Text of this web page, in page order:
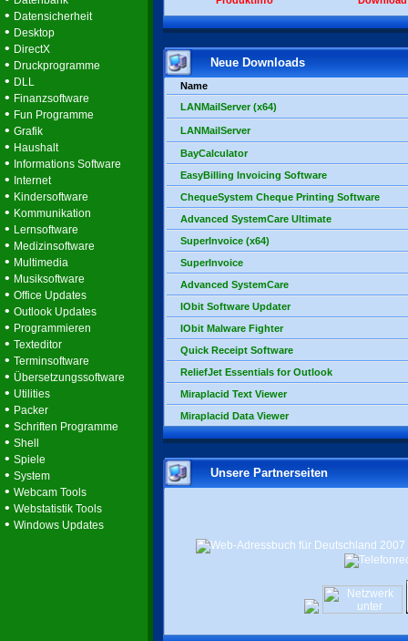
• Datensicherheit
• Desktop
• DirectX
• Druckprogramme
• DLL
• Finanzsoftware
• Fun Programme
• Grafik
• Haushalt
• Informations Software
• Internet
• Kindersoftware
• Kommunikation
• Lernsoftware
• Medizinsoftware
• Multimedia
• Musiksoftware
• Office Updates
• Outlook Updates
• Programmieren
• Texteditor
• Terminsoftware
• Übersetzungssoftware
• Utilities
• Packer
• Schriften Programme
• Shell
• Spiele
• System
• Webcam Tools
• Webstatistik Tools
• Windows Updates
Neue Downloads
Name
LANMailServer (x64)
LANMailServer
BayCalculator
EasyBilling Invoicing Software
ChequeSystem Cheque Printing Software
Advanced SystemCare Ultimate
SuperInvoice (x64)
SuperInvoice
Advanced SystemCare
IObit Software Updater
IObit Malware Fighter
Quick Receipt Software
ReliefJet Essentials for Outlook
Miraplacid Text Viewer
Miraplacid Data Viewer
Unsere Partnerseiten